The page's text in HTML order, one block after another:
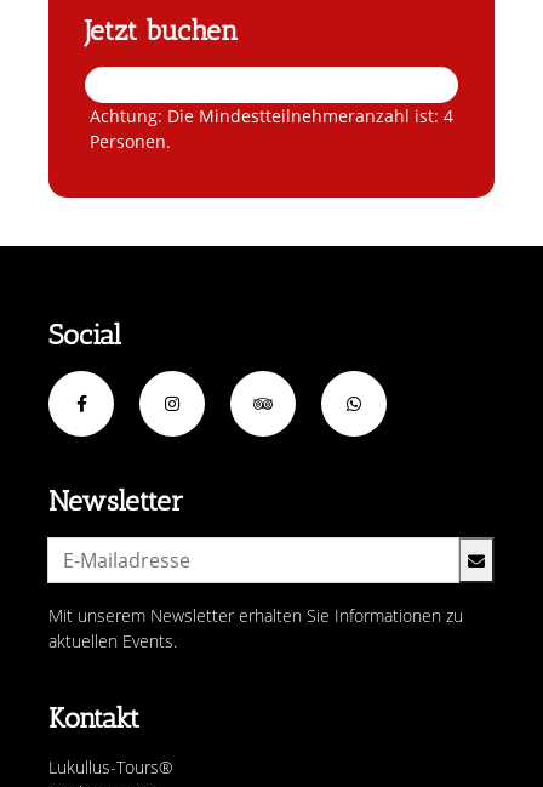
14 bis 7 Tage vor Veranstaltungsbeginn: 50
und bei Nichterscheinen:100 % des
Vertragsgesamtpreises.
Jetzt buchen
Achtung: Die Mindestteilnehmeranzahl ist: 4
Personen.
Kontakt
Lukullus-Tours®
Newsletter
Mit unserem Newsletter erhalten Sie Informationen zu
aktuellen Events.
Social